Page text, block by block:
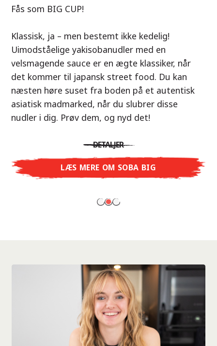
Tonkotsu!
Tre smagsuniverser, ét mål: ægte ramen i
restaurantkvalitet – uden restauranten.
Med Nissin Ramen Premium oplever du japansk
ramen på et helt nyt niveau: frisk og aromatisk
med Shoyu Yuzu, krydret og fyldig med Spicy
restaurantsmag – lige til at nyde derhjemme!
LÆS MERE
Fås som BIG CUP!
Klassisk, ja – men bestemt ikke kedelig!
Uimodståelige yakisobanudler med en
velsmagende sauce er en ægte klassiker, når
det kommer til japansk street food. Du kan
næsten høre suset fra boden på et autentisk
asiatisk madmarked, når du slubrer disse
nudler i dig. Prøv dem, og nyd det!
DETALJER
LÆS MERE OM SOBA BIG
Vores anbefaling: Tag på smagseventyr til
Chicken!
En ramen-suppe er en perfekt balance af
harmoniske smage – præcis som det
thailandske køkken. Den karamelliserede
kyllingesmag kombineret med duften af ristet
hvidløg giver dig en autentisk asiatisk
DETALJER
LÆS MERE OM NISSIN RAMEN